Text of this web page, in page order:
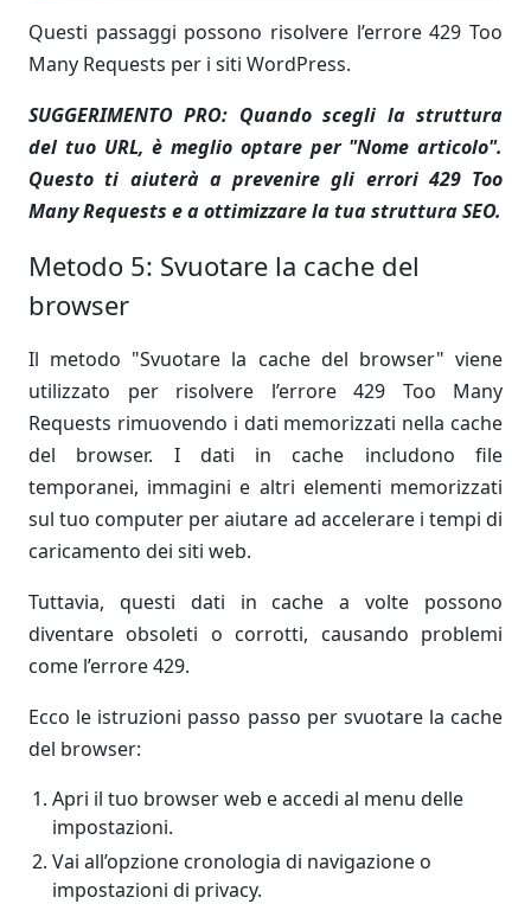
Questi passaggi possono risolvere l’errore 429 Too
Many Requests per i siti WordPress.
SUGGERIMENTO PRO: Quando scegli la struttura
del tuo URL, è meglio optare per "Nome articolo".
Questo ti aiuterà a prevenire gli errori 429 Too
Many Requests e a ottimizzare la tua struttura SEO.
Metodo 5: Svuotare la cache del
browser
Il metodo "Svuotare la cache del browser" viene
utilizzato per risolvere l’errore 429 Too Many
Requests rimuovendo i dati memorizzati nella cache
del browser. I dati in cache includono file
temporanei, immagini e altri elementi memorizzati
sul tuo computer per aiutare ad accelerare i tempi di
caricamento dei siti web.
Tuttavia, questi dati in cache a volte possono
diventare obsoleti o corrotti, causando problemi
come l’errore 429.
Ecco le istruzioni passo passo per svuotare la cache
del browser:
Apri il tuo browser web e accedi al menu delle
impostazioni.
Vai all’opzione cronologia di navigazione o
impostazioni di privacy.